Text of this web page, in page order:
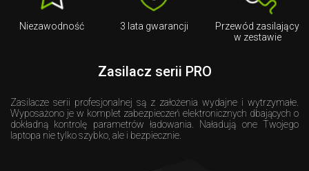
Niezawodność 3 lata gwarancji
Przewód zasilający
w zestawie
Zasilacz serii PRO
Zasilacze serii profesjonalnej są z założenia wydajne i wytrzymałe.
Wyposażono je w komplet zabezpieczeń elektronicznych dbających o
dokładną kontrolę parametrów ładowania. Naładują one Twojego
laptopa nie tylko szybko, ale i bezpiecznie.